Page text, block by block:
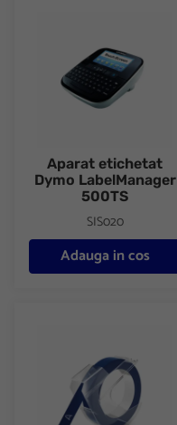
Aparat etichetat
Dymo LabelManager
500TS
SIS020
Adauga in cos